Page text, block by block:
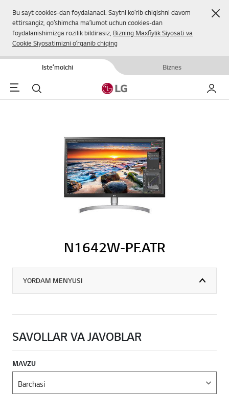
Bu sayt cookies-dan foydalanadi. Saytni koʻrib chiqishni davom
ettirsangiz, qoʻshimcha maʼlumot uchun cookies-dan
foydalanishimizga rozilik bildirasiz, Bizning Maxfiylik Siyosati va
Cookie Siyosatimizni oʻrganib chiqing
Isteʼmolchi Biznes
Menu Qidirish
N1642W-PF.ATR
YORDAM MENYUSI
SAVOLLAR VA JAVOBLAR
MAVZU